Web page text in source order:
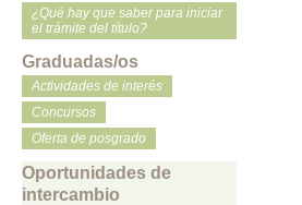
¿Qué hay que saber para iniciar
el trámite del título?
Graduadas/os
Actividades de interés
Concursos
Oferta de posgrado
Oportunidades de
intercambio